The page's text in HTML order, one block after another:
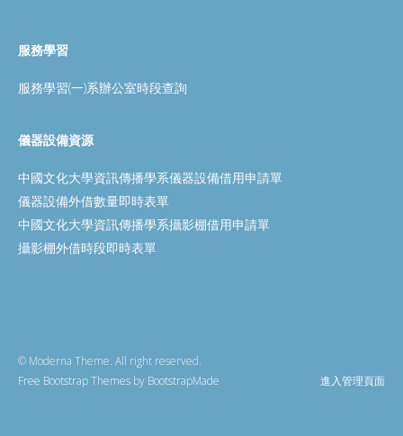
服務學習
服務學習(一)系辦公室時段查詢
儀器設備資源
中國文化大學資訊傳播學系儀器設備借用申請單
儀器設備外借數量即時表單
中國文化大學資訊傳播學系攝影棚借用申請單
攝影棚外借時段即時表單
© Moderna Theme. All right reserved.
Free Bootstrap Themes by BootstrapMade 進入管理頁面